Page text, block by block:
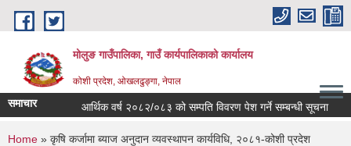
Skip to main content
मोलुङ गाउँपालिका, गाउँ कार्यपालिकाको कार्यालय
कोशी प्रदेश, ओखलढुङ्गा, नेपाल
समाचार आर्थिक वर्ष २०८२/०८३ को सम्पति विवरण पेश गर्ने सम्बन्धी सूचना
Home » कृषि कर्जामा ब्याज अनुदान व्यवस्थापन कार्यविधि, २०८१-कोशी प्रदेश